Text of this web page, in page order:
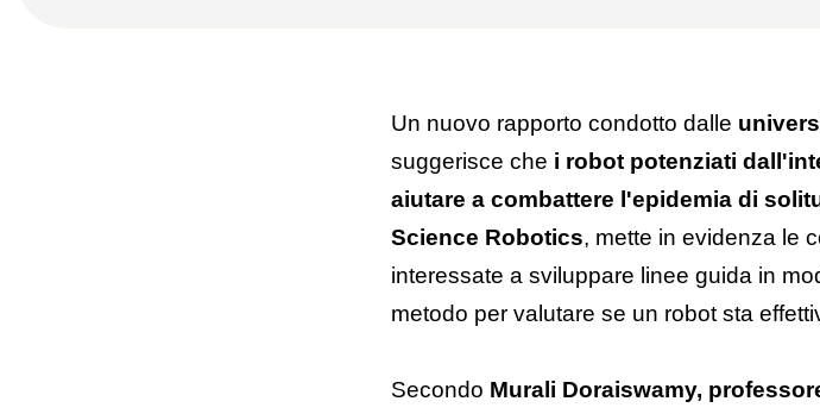
Un nuovo rapporto condotto dalle
suggerisce che i robot potenziati
aiutare a combattere l'epidemia di
Science Robotics, mette in evidenza le
interessate a sviluppare linee guida in
metodo per valutare se un robot sta
Secondo Murali Doraiswamy,